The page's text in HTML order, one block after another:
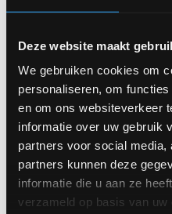
Deze website maakt
We gebruiken cookies om
personaliseren, om
en om ons websiteverkeer
informatie over uw gebruik
partners voor social
partners kunnen deze
informatie die u aan ze
verzameld op basis van
Eetkamerstoel Tess